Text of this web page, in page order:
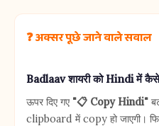
❓ अक्सर पूछे जाने वाले सवाल
Badlaav शायरी को Hindi में
ऊपर दिए गए "📋 Copy Hindi"
clipboard में copy हो जाएगी।